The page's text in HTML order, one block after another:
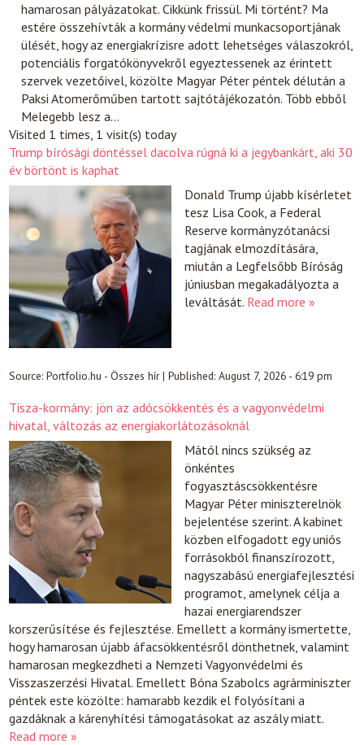
hamarosan pályázatokat. Cikkünk frissül. Mi történt? Ma
estére összehívták a kormány védelmi munkacsoportjának
ülését, hogy az energiakrízisre adott lehetséges válaszokról,
potenciális forgatókönyvekről egyeztessenek az érintett
szervek vezetőivel, közölte Magyar Péter péntek délután a
Paksi Atomerőműben tartott sajtótájékozatón. Több ebből
Melegebb lesz a…
Visited 1 times, 1 visit(s) today
Trump bírósági döntéssel dacolva rúgná ki a jegybankárt, aki 30
év börtönt is kaphat
Donald Trump újabb kísérletet
tesz Lisa Cook, a Federal
Reserve kormányzótanácsi
tagjának elmozdítására,
miután a Legfelsőbb Bíróság
júniusban megakadályozta a
leváltását. Read more »
Source:Portfolio.hu - Összes hír|Published:August 7, 2026 - 6:19 pm
Tisza-kormány: jön az adócsökkentés és a vagyonvédelmi
hivatal, változás az energiakorlátozásoknál
Mától nincs szükség az
önkéntes
fogyasztáscsökkentésre
Magyar Péter miniszterelnök
bejelentése szerint. A kabinet
közben elfogadott egy uniós
forrásokból finanszírozott,
nagyszabású energiafejlesztési
programot, amelynek célja a
hazai energiarendszer
korszerűsítése és fejlesztése. Emellett a kormány ismertette,
hogy hamarosan újabb áfacsökkentésről dönthetnek, valamint
hamarosan megkezdheti a Nemzeti Vagyonvédelmi és
Visszaszerzési Hivatal. Emellett Bóna Szabolcs agrárminiszter
péntek este közölte: hamarabb kezdik el folyósítani a
gazdáknak a kárenyhítési támogatásokat az aszály miatt.
Read more »